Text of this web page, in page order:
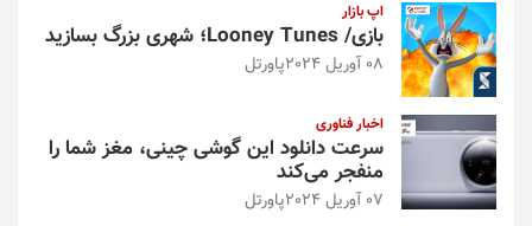
اپ بازار
بازی/ Looney Tunes؛ شهری بزرگ بسازید
08 آوریل 2024 پاورتل
اخبار فناوری
سرعت دانلود این گوشی چینی، مغز شما را
منفجر می‌کند
07 آوریل 2024 پاورتل